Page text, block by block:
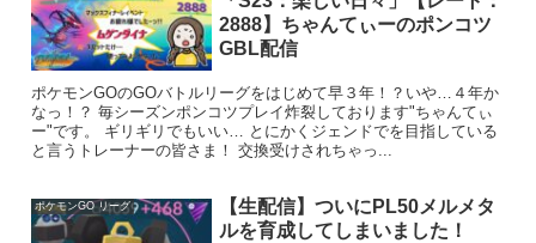
2888】ちゃんてぃーのポンコツ
GBL配信
ポケモンGOのGOバトルリーグをはじめて早３年！？いや…４年か
なっ！？ 毎シーズンポンコツプレイ炸裂しております"ちゃんてぃ
ー"です。 ギリギリでもいい… とにかくジェンドでを目指している
と言うトレーナーの皆さま！ 交換受けされちゃっ...
ポケモンGO リーグ
【生配信】ついにPL50メルメタ
ルを育成してしまいました！